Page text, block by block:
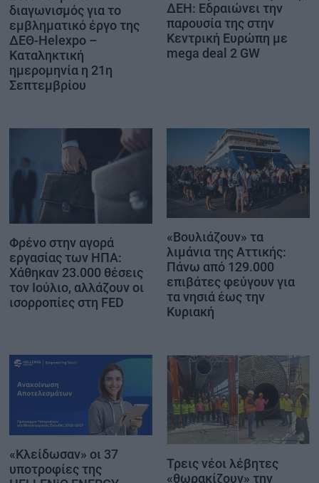
διαγωνισμός για το
εμβληματικό έργο της
ΔΕΘ-Helexpo –
Καταληκτική
ημερομηνία η 21η
Σεπτεμβρίου
ΔΕΗ: Εδραιώνει την
παρουσία της στην
Κεντρική Ευρώπη με
mega deal 2 GW
Φρένο στην αγορά
εργασίας των ΗΠΑ:
Χάθηκαν 23.000 θέσεις
τον Ιούλιο, αλλάζουν οι
ισορροπίες στη FED
«Βουλιάζουν» τα
λιμάνια της Αττικής:
Πάνω από 129.000
επιβάτες φεύγουν για
τα νησιά έως την
Κυριακή
«Κλείδωσαν» οι 37
υποτροφίες της
Τρεις νέοι λέβητες
«θωρακίζουν» την